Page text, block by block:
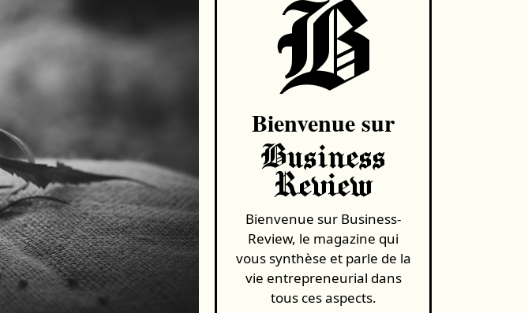
B
Bienvenue sur
Business
Review
Bienvenue sur Business-
Review, le magazine qui
vous synthèse et parle de la
vie entrepreneurial dans
tous ces aspects.